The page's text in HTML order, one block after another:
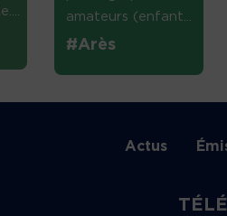
amateurs (enfant...
#Arès
Actus